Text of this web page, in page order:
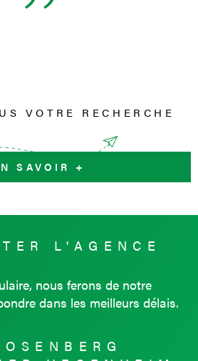
VOTRE RECHERCHE
SAVOIR +
L'AGENCE
nous ferons de notre
dans les meilleurs délais.